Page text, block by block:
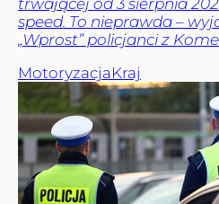
speed. To nieprawda –
„Wprost” policjanci z
MotoryzacjaKraj